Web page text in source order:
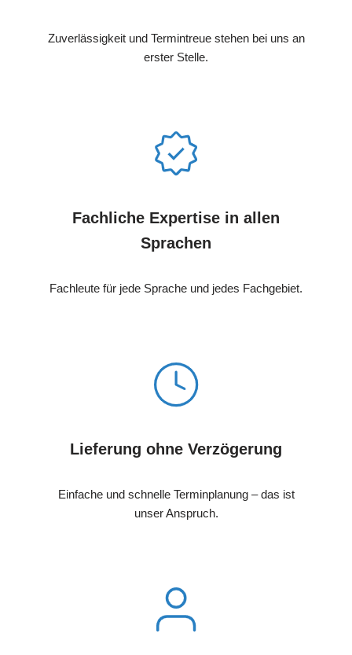
Zuverlässigkeit und Termintreue stehen bei uns an
erster Stelle.
Fachliche Expertise in allen
Sprachen
Fachleute für jede Sprache und jedes Fachgebiet.
Lieferung ohne Verzögerung
Einfache und schnelle Terminplanung – das ist
unser Anspruch.